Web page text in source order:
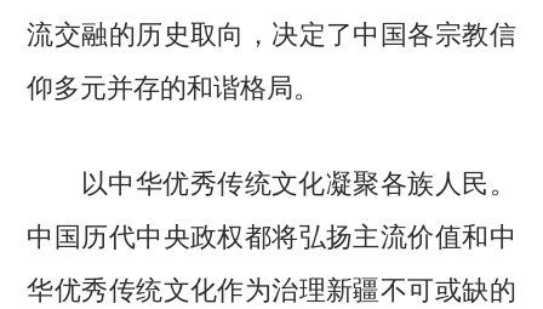
流交融的历史取向，决定了中国各宗教信
仰多元并存的和谐格局。
以中华优秀传统文化凝聚各族人民。
中国历代中央政权都将弘扬主流价值和中
华优秀传统文化作为治理新疆不可或缺的